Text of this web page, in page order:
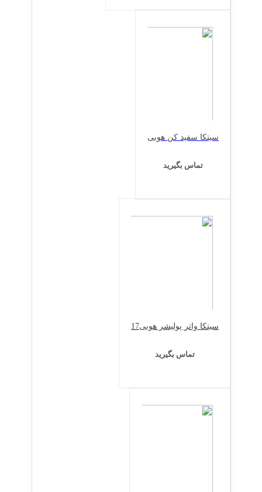
سیتکا سفید کن هوبی
تماس بگیرید
سیتکا واتر پولیشر هوبی17
تماس بگیرید